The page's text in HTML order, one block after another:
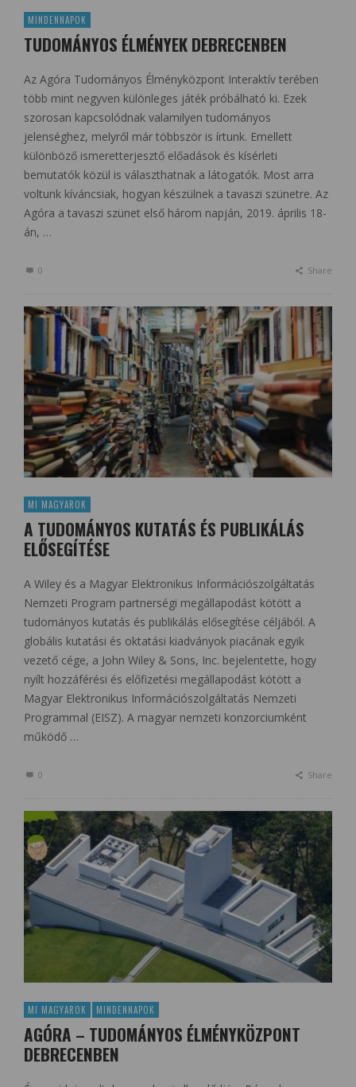
MINDENNAPOK
TUDOMÁNYOS ÉLMÉNYEK DEBRECENBEN
Az Agóra Tudományos Élményközpont Interaktív terében
több mint negyven különleges játék próbálható ki. Ezek
szorosan kapcsolódnak valamilyen tudományos
jelenséghez, melyről már többször is írtunk. Emellett
különböző ismeretterjesztő előadások és kísérleti
bemutatók közül is választhatnak a látogatók. Most arra
voltunk kíváncsiak, hogyan készülnek a tavaszi szünetre. Az
Agóra a tavaszi szünet első három napján, 2019. április 18-
án, …
0 Share
MI MAGYAROK
A TUDOMÁNYOS KUTATÁS ÉS PUBLIKÁLÁS
ELŐSEGÍTÉSE
A Wiley és a Magyar Elektronikus Információszolgáltatás
Nemzeti Program partnerségi megállapodást kötött a
tudományos kutatás és publikálás elősegítése céljából. A
globális kutatási és oktatási kiadványok piacának egyik
vezető cége, a John Wiley & Sons, Inc. bejelentette, hogy
nyílt hozzáférési és előfizetési megállapodást kötött a
Magyar Elektronikus Információszolgáltatás Nemzeti
Programmal (EISZ). A magyar nemzeti konzorciumként
működő …
0 Share
MI MAGYAROK MINDENNAPOK
AGÓRA – TUDOMÁNYOS ÉLMÉNYKÖZPONT
DEBRECENBEN